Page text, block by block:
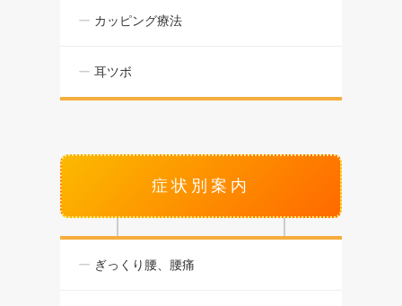
カッピング療法
耳ツボ
症状別案内
ぎっくり腰、腰痛